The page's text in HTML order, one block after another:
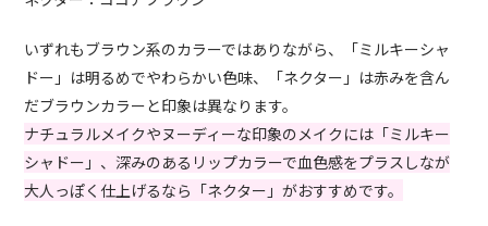
いずれもブラウン系のカラーではありながら、「ミルキーシャ
ドー」は明るめでやわらかい色味、「ネクター」は赤みを含ん
だブラウンカラーと印象は異なります。
ナチュラルメイクやヌーディーな印象のメイクには「ミルキー
シャドー」、深みのあるリップカラーで血色感をプラスしなが
大人っぽく仕上げるなら「ネクター」がおすすめです。